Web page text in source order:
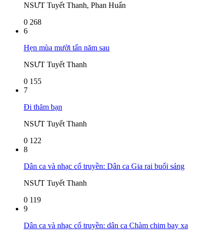
NSƯT Tuyết Thanh, Phan Huấn
0 268
6
Hẹn mùa mười tấn năm sau
NSƯT Tuyết Thanh
0 155
7
Đi thăm bạn
NSƯT Tuyết Thanh
0 122
8
Dân ca và nhạc cổ truyền: Dân ca Gia rai buổi sáng
NSƯT Tuyết Thanh
0 119
9
Dân ca và nhạc cổ truyền: dân ca Chàm chim bay xa